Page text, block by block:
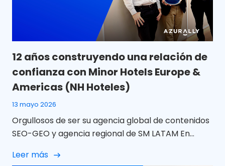
12 años construyendo una relación de
confianza con Minor Hotels Europe &
Americas (NH Hoteles)
13 mayo 2026
Orgullosos de ser su agencia global de contenidos
SEO-GEO y agencia regional de SM LATAM En
Minor Hotels Europe & Americas (NH Hoteles) una
Leer más